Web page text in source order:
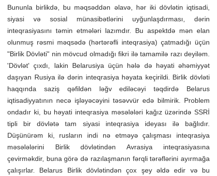
Bununla birlikdə, bu məqsəddən əlavə, hər iki dövlətin iqtisadi,
siyasi və sosial münasibətlərini uyğunlaşdırması, dərin
inteqrasiyasını təmin etmələri lazımdır. Bu aspektdə mən elan
olunmuş rəsmi məqsədə (hərtərəfli inteqrasiya) çatmadığı üçün
"Birlik Dövləti" nin mövcud olmadığı fikri ilə tamamilə razı deyiləm.
'Dövlət' çıxdı, lakin Belarusiya üçün hələ də həyati əhəmiyyət
daşıyan Rusiya ilə dərin inteqrasiya həyata keçirildi. Birlik dövləti
haqqında saziş qəfildən ləğv ediləcəyi təqdirdə Belarus
iqtisadiyyatının necə işləyəcəyini təsəvvür edə bilmirik. Problem
ondadır ki, bu həyati inteqrasiya məsələləri kağız üzərində SSRİ
tipli bir dövlətə tam siyasi inteqrasiya ideyası ilə bağlıdır.
Düşünürəm ki, rusların indi nə etməyə çalışması inteqrasiya
məsələlərini Birlik dövlətindən Avrasiya inteqrasiyasına
çevirməkdir, buna görə də razılaşmanın fərqli tərəflərini ayırmağa
çalışırlar. Belarus Birlik dövlətindən çox şey əldə edir və bu